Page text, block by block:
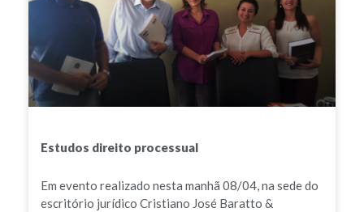
Estudos direito processual
Em evento realizado nesta manhã 08/04, na sede do
escritório jurídico Cristiano José Baratto &